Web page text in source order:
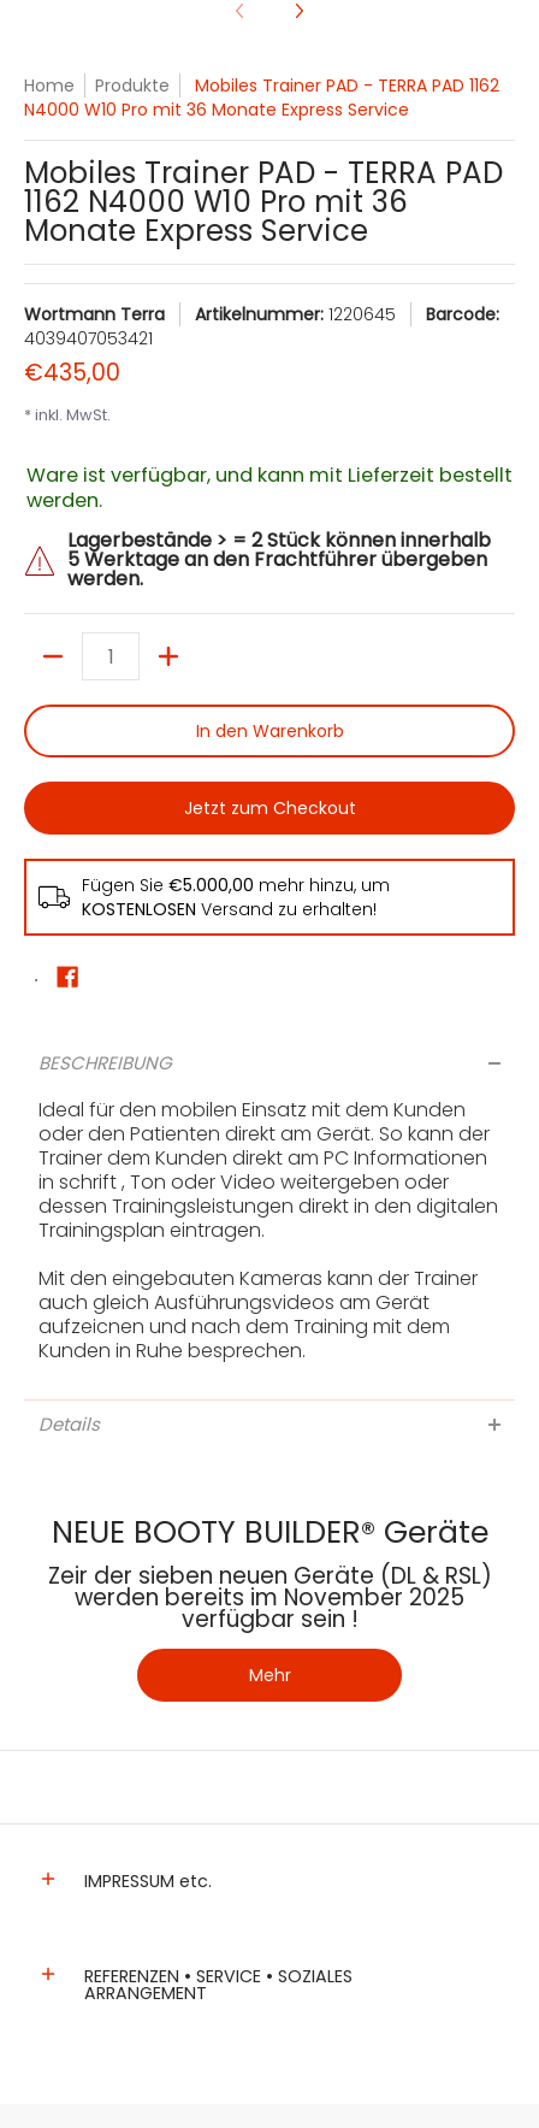
Home Produkte
Mobiles Trainer PAD - TERRA PAD 1162
N4000 W10 Pro mit 36 Monate Express Service
Mobiles Trainer PAD - TERRA PAD
1162 N4000 W10 Pro mit 36
Monate Express Service
Wortmann Terra Artikelnummer: 1220645
Barcode:
4039407053421
€435,00
* inkl. MwSt.
Ware ist verfügbar, und kann mit Lieferzeit bestellt
werden.
Lagerbestände > = 2 Stück können innerhalb
5 Werktage an den Frachtführer übergeben
werden.
In den Warenkorb
Jetzt zum Checkout
Fügen Sie €5.000,00 mehr hinzu, um
KOSTENLOSEN Versand zu erhalten!
BESCHREIBUNG
Ideal für den mobilen Einsatz mit dem Kunden
oder den Patienten direkt am Gerät. So kann der
Trainer dem Kunden direkt am PC Informationen
in schrift , Ton oder Video weitergeben oder
dessen Trainingsleistungen direkt in den digitalen
Trainingsplan eintragen.
Mit den eingebauten Kameras kann der Trainer
auch gleich Ausführungsvideos am Gerät
aufzeicnen und nach dem Training mit dem
Kunden in Ruhe besprechen.
Details
NEUE BOOTY BUILDER® Geräte
Zeir der sieben neuen Geräte (DL & RSL)
werden bereits im November 2025
verfügbar sein !
Mehr
IMPRESSUM etc.
REFERENZEN • SERVICE • SOZIALES
ARRANGEMENT